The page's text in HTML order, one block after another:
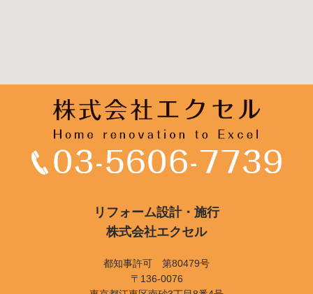
リフォーム設計・施行
株式会社エクセル
都知事許可 第80479号
〒136-0076